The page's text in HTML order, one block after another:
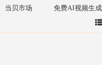
当贝市场 免费AI视频生成